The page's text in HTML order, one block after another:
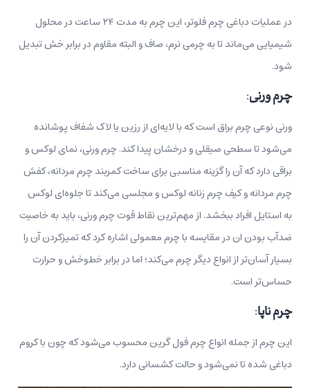
در عملیات دباغی چرم فلوتر، این چرم به مدت ۲۴ ساعت در محلول
شیمیایی می‌ماند تا به چرمی نرم، صاف و البته مقاوم در برابر خش تبدیل
شود.
چرم ورنی:
ورنی نوعی چرم براق است که با لایه‌ای از رزین یا لاک شفاف پوشانده
می‌شود تا سطحی صیقلی و درخشان پیدا کند. چرم ورنی، نمای لوکس و
براقی دارد که آن را گزینه مناسبی برای ساخت کمربند چرم مردانه، کفش
چرم مردانه و کیف چرم زنانه لوکس و مجلسی می‌کند تا جلوه‌ای لوکس
به استایل افراد ببخشد. از مهم‌ترین نقاط قوت چرم ورنی، باید به خاصیت
ضدآب بودن ان در مقایسه با چرم معمولی اشاره کرد که تمیزکردن آن را
بسیار آسان‌تر از انواع دیگر چرم می‌کند؛ اما در برابر خط‌وخش و حرارت
حساس‌تر است.
چرم ناپا:
این چرم از جمله انواع چرم فول گرین محسوب می‌شود که چون با کروم
دباغی شده تا نمی‌شود و حالت کشسانی دارد.